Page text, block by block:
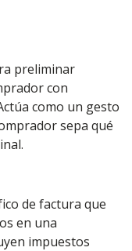
preliminar
con
como un gesto
sepa qué
de factura que
en una
impuestos